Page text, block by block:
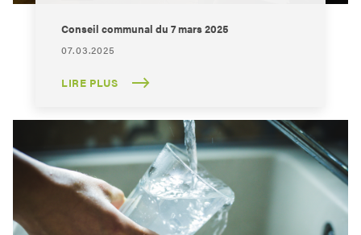
Conseil communal du 7 mars 2025
07.03.2025
LIRE PLUS